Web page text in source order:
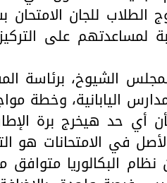
للجان
لمساعدتهم على
الشيوخ، برئاسة
اليابانية، وخطة
أي حد هيخرج برة
في الامتحانات هو
البكالوريا